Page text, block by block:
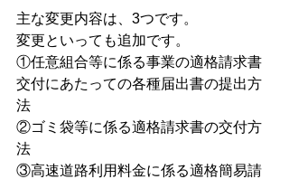
主な変更内容は、3つです。
変更といっても追加です。
①任意組合等に係る事業の適格請求書
交付にあたっての各種届出書の提出方
法
②ゴミ袋等に係る適格請求書の交付方
法
③高速道路利用料金に係る適格簡易請